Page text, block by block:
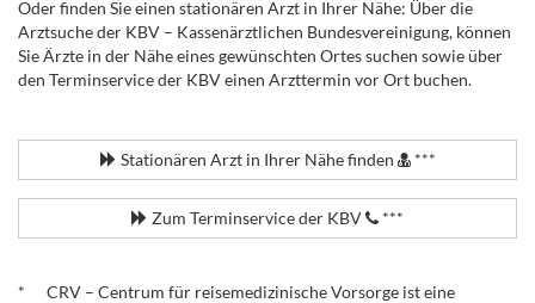
Oder finden Sie einen stationären Arzt in Ihrer Nähe: Über die
Arztsuche der KBV – Kassenärztlichen Bundesvereinigung, können
Sie Ärzte in der Nähe eines gewünschten Ortes suchen sowie über
den Terminservice der KBV einen Arzttermin vor Ort buchen.
Stationären Arzt in Ihrer Nähe finden ***
Zum Terminservice der KBV ***
* CRV – Centrum für reisemedizinische Vorsorge ist eine